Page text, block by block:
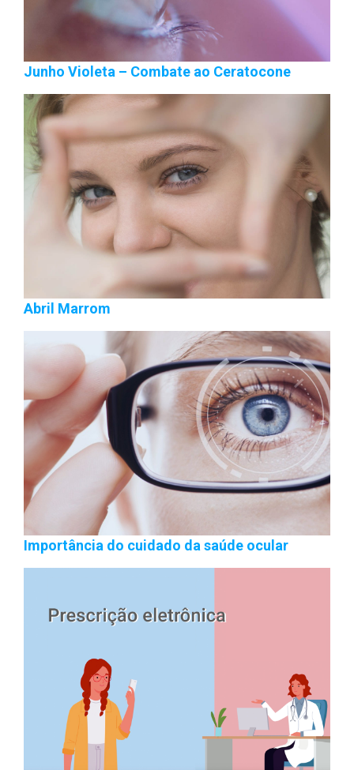
Junho Violeta – Combate ao Ceratocone
Abril Marrom
Importância do cuidado da saúde ocular